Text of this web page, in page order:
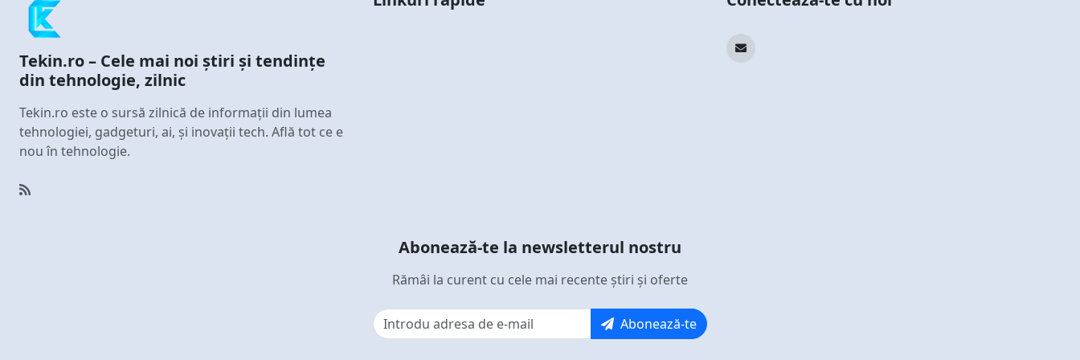
Tekin.ro – Cele mai noi știri și tendințe
din tehnologie, zilnic
Tekin.ro este o sursă zilnică de informații din lumea
tehnologiei, gadgeturi, ai, și inovații tech. Află tot ce e
nou în tehnologie.
Abonează-te la newsletterul nostru
Rămâi la curent cu cele mai recente știri și oferte
Abonează-te